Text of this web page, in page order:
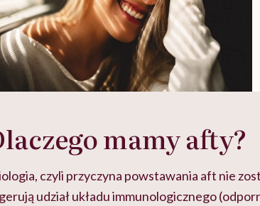
mamy afty?
czyli przyczyna powstawania aft nie
udział układu immunologicznego